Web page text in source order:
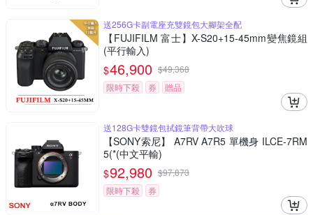
送256G卡副電座充雙鏡包大腳架全配
【FUJIFILM 富士】X-S20+15-45mm變焦鏡組
(平行輸入)
$46,900 $49,368
限時下殺
券 贈品
送128G卡雙鏡包拭鏡筆背帶大吹球
【SONY索尼】 A7RV A7R5 單機身 ILCE-7RM
5(*(中文平輸)
$92,980 $97,873
限時下殺
券